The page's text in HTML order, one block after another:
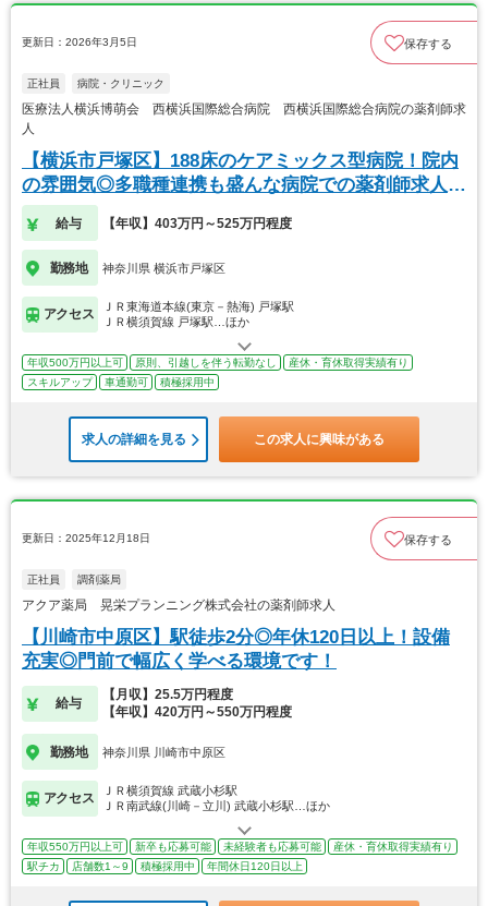
更新日：2026年3月5日 保存する
正社員 病院・クリニック
医療法人横浜博萌会 西横浜国際総合病院 西横浜国際総合病院の薬剤師求
人
【横浜市戸塚区】188床のケアミックス型病院！院内
の雰囲気◎多職種連携も盛んな病院での薬剤師求人で
す
給与 【年収】403万円～525万円程度
勤務地 神奈川県 横浜市戸塚区
アクセス
ＪＲ東海道本線(東京－熱海) 戸塚駅
ＪＲ横須賀線 戸塚駅…ほか
年収500万円以上可 原則、引越しを伴う転勤なし
産休・育休取得実績有り
スキルアップ
車通勤可 積極採用中
求人の詳細を見る この求人に興味がある
更新日：2025年12月18日 保存する
正社員 調剤薬局
アクア薬局 晃栄プランニング株式会社の薬剤師求人
【川崎市中原区】駅徒歩2分◎年休120日以上！設備
充実◎門前で幅広く学べる環境です！
給与
【月収】25.5万円程度
【年収】420万円～550万円程度
勤務地 神奈川県 川崎市中原区
アクセス
ＪＲ横須賀線 武蔵小杉駅
ＪＲ南武線(川崎－立川) 武蔵小杉駅…ほか
年収550万円以上可 新卒も応募可能 未経験者も応募可能
産休・育休取得実績有り
駅チカ
店舗数1～9 積極採用中 年間休日120日以上